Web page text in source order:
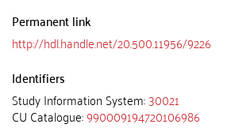
Permanent link
http://hdl.handle.net/20.500.11956/9226
Identifiers
Study Information System:30021
CU Catalogue:990009194720106986